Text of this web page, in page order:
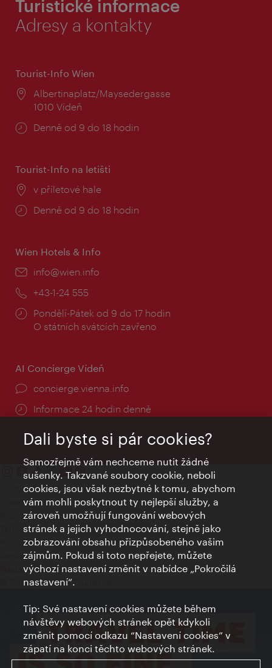
Turistické informace
Adresy a kontakty
Tourist-Info Wien
Místo:
Albertinaplatz/Maysedergasse
1010 Vídeň
Provozní
Denně od 9 do 18 hodin
Tourist-Info na letišti
Místo:
v příletové hale
Provozní
Denně od 9 do 18 hodin
Wien Hotels & Info
E-
info@wien.info
Telefon:
+43-1-24 555
Provozní
doba:
Pondělí-Pátek od 9 do 17 hodin
O státních svátcích zavřeno
AI Concierge Vídeň
concierge.vienna.info
Informace 24 hodin denně
Kontakty
Credits
Prohlášení o ochraně osobních údajů
Terms of Use
Přístupnost
Kontakt pro tisk
Nastavení cookies
© Copyright Wien Tourismus
Dali byste si pár cookies?
Samozřejmě vám nechceme nutit žádné
sušenky. Takzvané soubory cookie, neboli
cookies, jsou však nezbytné k tomu, abychom
vám mohli poskytnout ty nejlepší služby, a
zároveň umožňují fungování webových
stránek a jejich vyhodnocování, stejně jako
zobrazování obsahu přizpůsobeného vašim
zájmům. Pokud si toto nepřejete, můžete
výchozí nastavení změnit v nabídce „Pokročilá
nastavení“.
Tip: Své nastavení cookies můžete během
návštěvy webových stránek opět kdykoli
změnit pomocí odkazu “Nastavení cookies” v
zápatí na konci těchto webových stránek.